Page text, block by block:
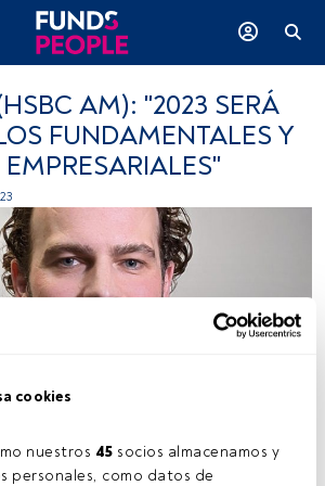
cookies
nuestros 45 socios almacenamos y
personales, como datos de
AM): "2023 SERÁ
FUNDAMENTALES Y